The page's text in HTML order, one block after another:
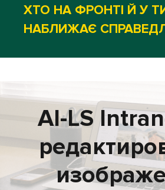
ХТО НА ФРОНТІ Й У
НАБЛИЖАЄ
AI-LS